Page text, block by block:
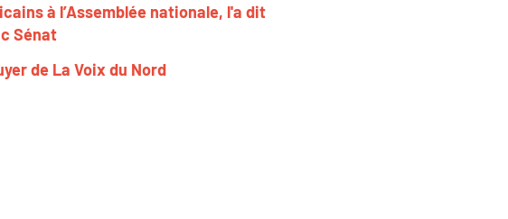
à l’Assemblée nationale, l'a dit
Sénat
de La Voix du Nord